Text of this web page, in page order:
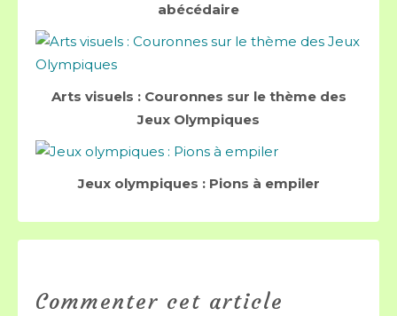
abécédaire
Arts visuels : Couronnes sur le thème des
Jeux Olympiques
Jeux olympiques : Pions à empiler
Commenter cet article